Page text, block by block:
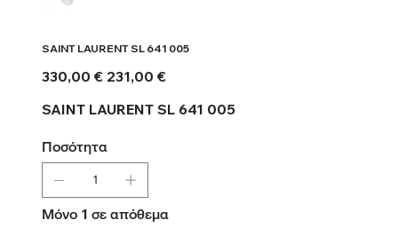
SAINT LAURENT SL 641 005
Αρχική
τιμή
330,00 € Τιμή
έκπτωσης
231,00 €
SAINT LAURENT SL 641 005
Ποσότητα
Μόνο 1 σε απόθεμα